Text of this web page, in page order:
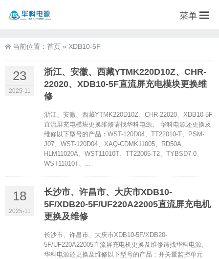
菜单
当前位置： 首页 » XDB10-5F
23
2025-11
浙江、安徽、西藏YTMK220D10Z、CHR-
22020、XDB10-5F直流屏充电模块更换维
修
浙江、安徽、西藏YTMK220D10Z、CHR-22020、XDB10-5F
直流屏充电模块更换维修请找华科电源。 华科电源还更换及
维修以下型号的产品：WST-120D04、TT22010-T、PSM-
J07、WST-120D04、XAQ-CDMK11005、RD50A、
HLM11020A、WST11010T、TT22005-T2、TYBSD7.0、
WST11010T、...
18
2025-11
长沙市、许昌市、大庆市XDB10-
5F/XDB20-5F/UF220A22005直流屏充电机
更换及维修
长沙市、许昌市、大庆市XDB10-5F/XDB20-
5F/UF220A22005直流屏充电机更换及维修请找华科电源。
华科电源还更换及维修以下型号的产品：开关量监控单元